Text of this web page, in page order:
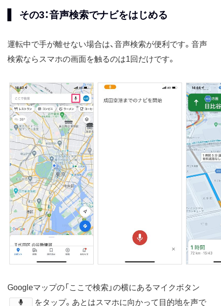
その3：音声検索でナビをはじめる
運転中で手が離せない場合は、音声検索が便利です。音声
検索ならスマホの画面を触るのは1回だけです。
Googleマップの「ここで検索」の横にあるマイクボタン
​をタップ。あとはスマホに向かって目的地を声で